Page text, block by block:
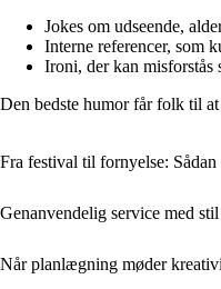
Jokes om udseende,
Interne referencer, som
Ironi, der kan misforstås
Den bedste humor får folk til
Fra festival til fornyelse:
Genanvendelig service med
Når planlægning møder